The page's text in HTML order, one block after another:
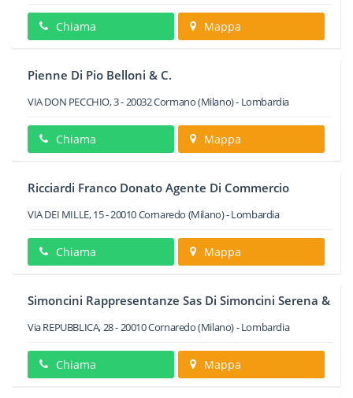
Chiama Mappa
Pienne Di Pio Belloni & C.
VIA DON PECCHIO, 3-20032Cormano(Milano) - Lombardia
Chiama Mappa
Ricciardi Franco Donato Agente Di Commercio
VIA DEI MILLE, 15-20010Cornaredo (Milano) -Lombardia
Chiama Mappa
Simoncini Rappresentanze Sas Di Simoncini Serena &
Via REPUBBLICA, 28-20010Cornaredo(Milano) -Lombardia
Chiama Mappa